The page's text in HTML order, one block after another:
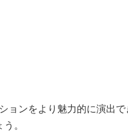
ョンをより魅力的に演出
。